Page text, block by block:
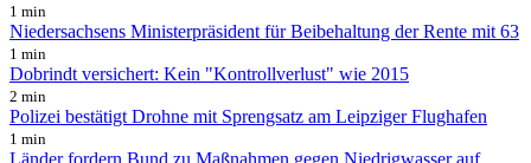
1 min
Niedersachsens Ministerpräsident für Beibehaltung der Rente mit 63
1 min
Dobrindt versichert: Kein "Kontrollverlust" wie 2015
2 min
Polizei bestätigt Drohne mit Sprengsatz am Leipziger Flughafen
1 min
Länder fordern Bund zu Maßnahmen gegen Niedrigwasser auf